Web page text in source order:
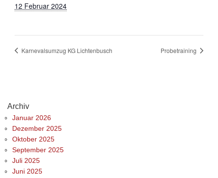
12 Februar 2024
Karnevalsumzug KG Lichtenbusch Probetraining
Archiv
Januar 2026
Dezember 2025
Oktober 2025
September 2025
Juli 2025
Juni 2025